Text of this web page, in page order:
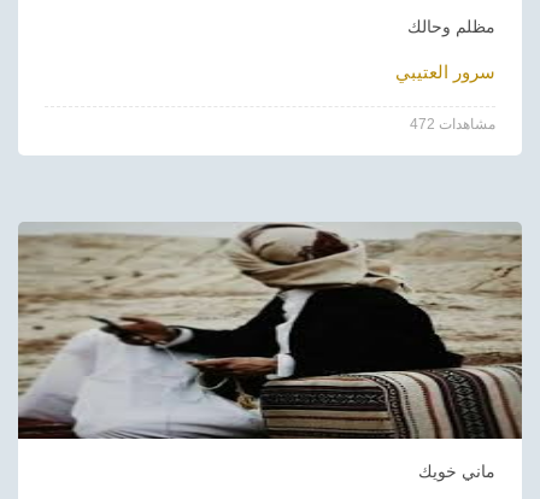
مظلم وحالك
سرور العتيبي
472 مشاهدات
ماني خويك